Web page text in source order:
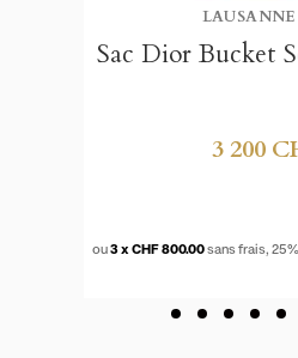
Sac Dior Bucket
3 200
ou3 x CHF 800.00sans frais,
CONNEXION
Vous devez être connecté pour